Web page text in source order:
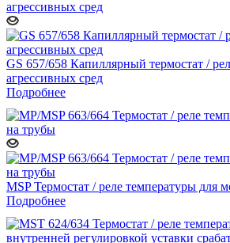
GS 657/658 Капиллярный термостат /
агрессивных сред
Подробнее
MSP Термостат / реле температуры для
Подробнее